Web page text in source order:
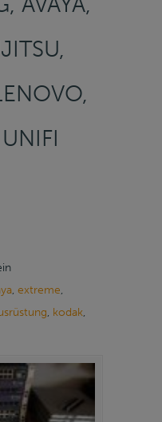
, extreme,
, kodak,